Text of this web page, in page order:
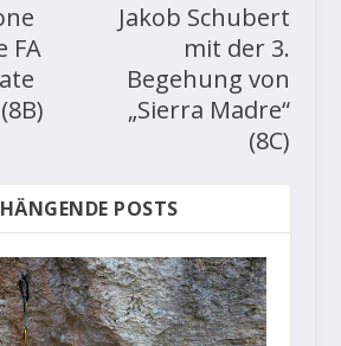
FA
Jakob Schubert
mit der 3.
Begehung von
„Sierra Madre“
(8C)
POSTS